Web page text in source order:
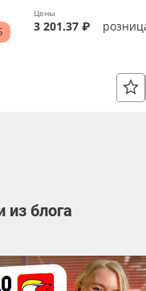
Цены
3 201.37 ₽
из блога